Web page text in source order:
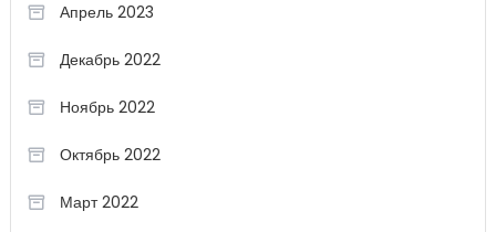
Апрель 2023
Декабрь 2022
Ноябрь 2022
Октябрь 2022
Март 2022